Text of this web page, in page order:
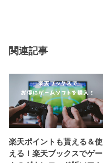
関連記事
楽天ポイントも貰える＆使
える！楽天ブックスでゲー